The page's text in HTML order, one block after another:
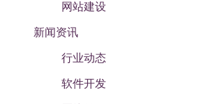
网站建设
新闻资讯
行业动态
软件开发